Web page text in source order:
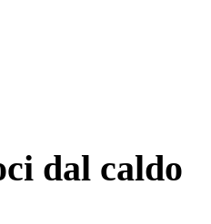
dal caldo